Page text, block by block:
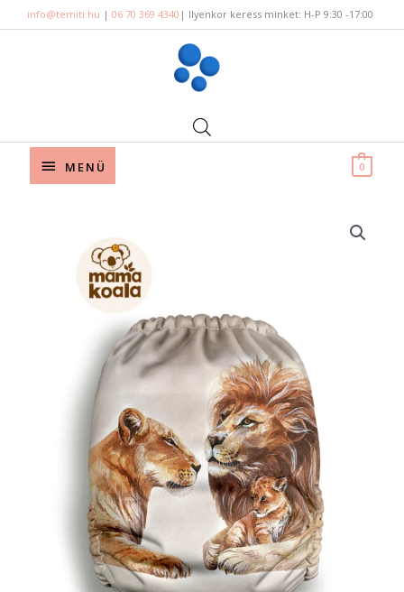
to
info@temiti.hu | 06 70 369 4340 | Ilyenkor keress minket: H-P 9:30 -17:00
Below
MENÜ 0